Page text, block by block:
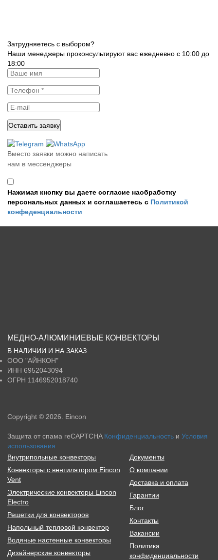
Затрудняетесь с выбором?
Наши менеджеры проконсультируют вас ежедневно с 10:00 до
18:00
Вместо заявки можно написать
нам в мессенджеры
Нажимая кнопку вы даете согласие наобработку
персональных данных и соглашаетесь с Политикой
конфеденциальности
МЕДНО-АЛЮМИНИЕВЫЕ КОНВЕКТОРЫ
В НАЛИЧИИ И НА ЗАКАЗ
ООО "АЙНКОН"
ИНН 6952043094
ОГРН 1146952018740
Copyright © 2026. Eincon
Защита от спама reCAPTCHA Конфиденциальность и Условия
использования
Внутрипольные конвекторы
Конвекторы с вентилятором Eincon
Vent
Электрические конвекторы Eincon
Electro
Решетки для конвекторов
Напольный тепловой конвектор
Водяные настенные конвекторы
Дизайнерские конвекторы
Документы
О компании
Доставка и оплата
Гарантии
Блог
Контакты
Вакансии
Политика
конфиденциальности